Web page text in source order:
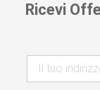
Ricevi